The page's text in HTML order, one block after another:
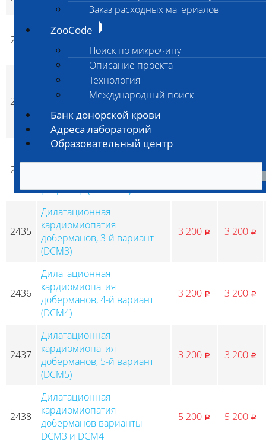
Заказ расходных материалов
ZooCode
Поиск по микрочипу
Описание проекта
Технология
Международный поиск
Банк донорской крови
Адреса лабораторий
Образовательный центр
окрас собак
2432
Локус Е, аллели EM (маска) и
кремовый окрас хаски), eA
2433
Дизэритропоэтическая
анемия и синдром
миопатии, английский
спрингер спаниель (DAMS
ESS)
3 200
2434
Дизэритропоэтическая
анемия и синдром
ретривер (DAMS LR)
2435
Дилатационная
кардиомиопатия
доберманов, 3-й вариант
(DCM3)
3 200 p 3 200 p
2436
Дилатационная
кардиомиопатия
доберманов, 4-й вариант
(DCM4)
3 200 p 3 200 p
2437
Дилатационная
кардиомиопатия
доберманов, 5-й вариант
(DCM5)
3 200 p 3 200 p
2438
Дилатационная
кардиомиопатия
доберманов варианты
DCM3 и DCM4
5 200 p 5 200 p